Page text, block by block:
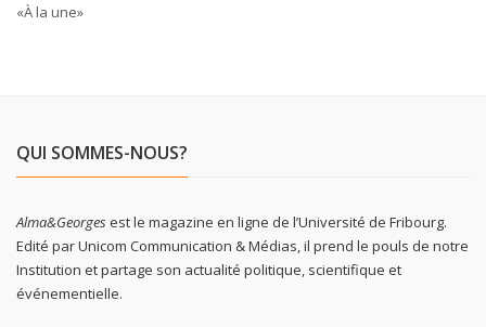
«À la une»
QUI SOMMES-NOUS?
Alma&Georgesest le magazine en ligne de l’Université de Fribourg.
Edité par Unicom Communication & Médias, il prend le pouls de notre
Institution et partage son actualité politique, scientifique et
événementielle.